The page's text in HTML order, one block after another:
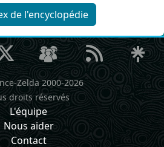
de l'encyclopédie
Zelda 2000-2026
droits réservés
L'équipe
Nous aider
Contact